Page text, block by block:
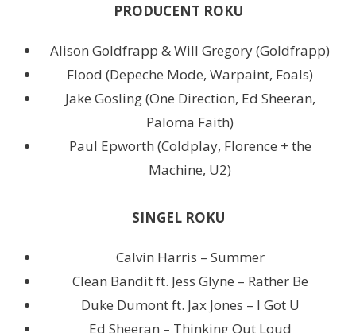
PRODUCENT ROKU
Alison Goldfrapp & Will Gregory (Goldfrapp)
Flood (Depeche Mode, Warpaint, Foals)
Jake Gosling (One Direction, Ed Sheeran,
Paloma Faith)
Paul Epworth (Coldplay, Florence + the
Machine, U2)
SINGEL ROKU
Calvin Harris – Summer
Clean Bandit ft. Jess Glyne – Rather Be
Duke Dumont ft. Jax Jones – I Got U
Ed Sheeran – Thinking Out Loud